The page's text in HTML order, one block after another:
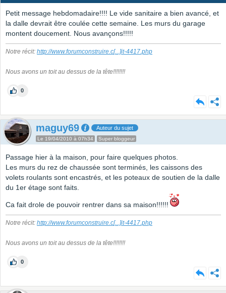
Petit message hebdomadaire!!!! Le vide sanitaire a bien avancé, et
la dalle devrait être coulée cette semaine. Les murs du garage
montent doucement. Nous avançons!!!!!
Notre récit: http://www.forumconstruire.c[...]it-4417.php
Nous avons un toit au dessus de la tête!!!!!!!!
0
maguy69 Auteur du sujet
Le 19/04/2010 à 07h34 Super bloggeur
Passage hier à la maison, pour faire quelques photos.
Les murs du rez de chaussée sont terminés, les caissons des
volets roulants sont encastrés, et les poteaux de soutien de la dalle
du 1er étage sont faits.
Ca fait drole de pouvoir rentrer dans sa maison!!!!!!
Notre récit: http://www.forumconstruire.c[...]it-4417.php
Nous avons un toit au dessus de la tête!!!!!!!!
0